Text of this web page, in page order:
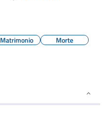
Matrimonio
Morte